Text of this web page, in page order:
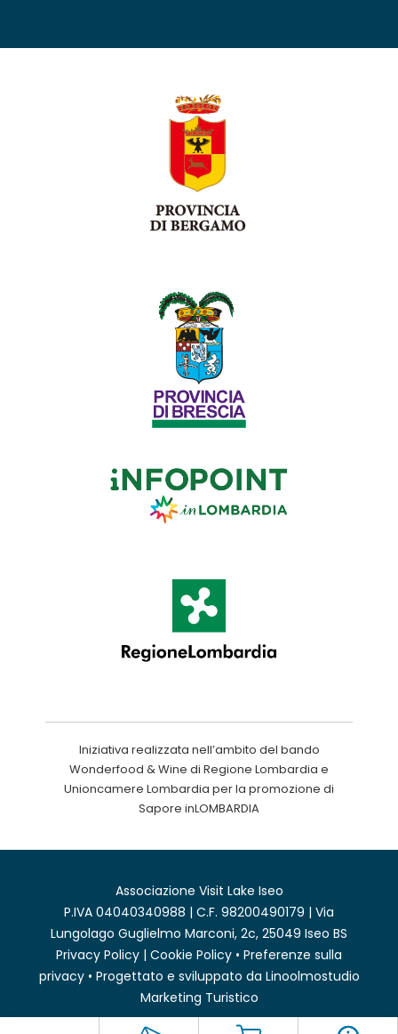
Iniziativa realizzata nell’ambito del bando
Wonderfood & Wine di Regione Lombardia e
Unioncamere Lombardia per la promozione di
Sapore inLOMBARDIA
Associazione Visit Lake Iseo
P.IVA 04040340988 | C.F. 98200490179 | Via
Lungolago Guglielmo Marconi, 2c, 25049 Iseo BS
Privacy Policy | Cookie Policy • Preferenze sulla
privacy• Progettato e sviluppato da Linoolmostudio
Marketing Turistico